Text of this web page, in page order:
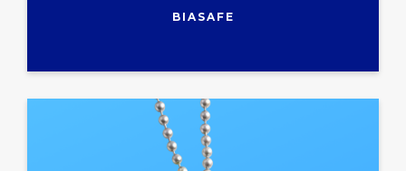
BIASAFE